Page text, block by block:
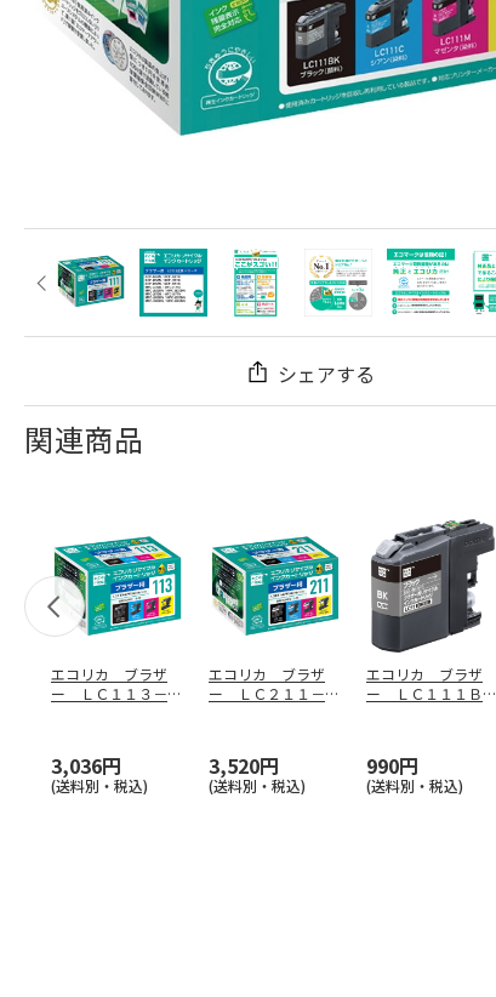
シェアする
関連商品
エコリカ ブラザ
ー ＬＣ１１３－４
3,036円
(送料別・税込)
エコリカ ブラザ
ー ＬＣ２１１－４
3,520円
(送料別・税込)
エコリカ ブラザ
ー ＬＣ１１１ＢＫ
990円
(送料別・税込)